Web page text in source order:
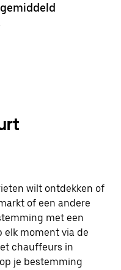
wilt ontdekken of
of een andere
met een
elk moment via de
chauffeurs in
je bestemming